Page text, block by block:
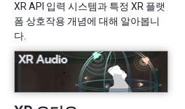
XR API 입력 시스템과 특정 XR 플랫
폼 상호작용 개념에 대해 알아봅니
다.